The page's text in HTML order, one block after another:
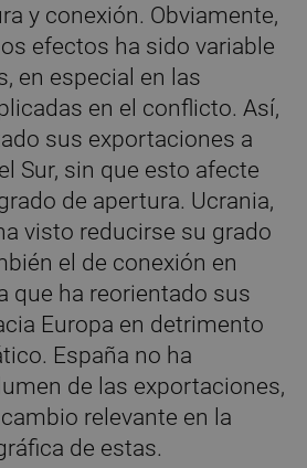
y conexión. Obviamente,
efectos ha sido variable
en especial en las
en el conflicto. Así,
sus exportaciones a
Sur, sin que esto afecte
de apertura. Ucrania,
visto reducirse su grado
el de conexión en
que ha reorientado sus
Europa en detrimento
España no ha
de las exportaciones,
relevante en la
de estas.